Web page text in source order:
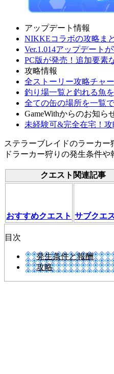
アップデート情報
NIKKEコラボの攻略ま
Ver.1.014アップデートが
PC版が発売！追加要素
攻略情報
全ストーリー攻略チャ
釣り場一覧と釣れる魚を
全ての缶の場所を一覧
GameWithからのお知ら
未経験可&完全在宅！攻
ステラーブレイドのラーカ
ドラーカー狩りの発生条件や
クエスト関連記事
おすすめクエスト サブクエ
目次
発生条件と報酬
攻略